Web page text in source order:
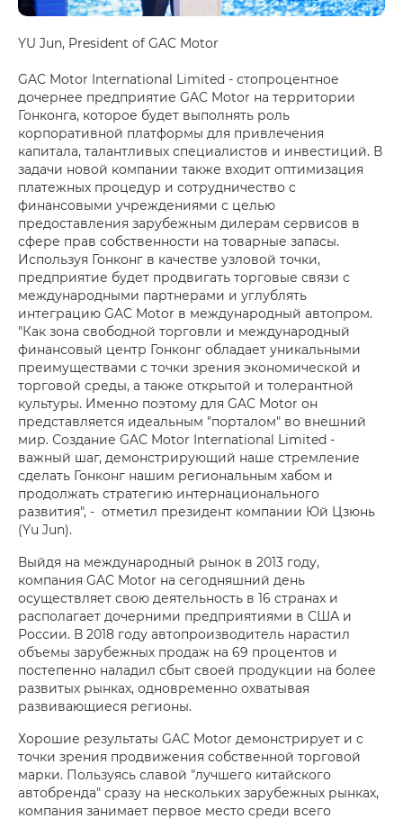
YU Jun, President of GAC Motor
GAC Motor International Limited - стопроцентное
дочернее предприятие GAC Motor на территории
Гонконга, которое будет выполнять роль
корпоративной платформы для привлечения
капитала, талантливых специалистов и инвестиций. В
задачи новой компании также входит оптимизация
платежных процедур и сотрудничество с
финансовыми учреждениями с целью
предоставления зарубежным дилерам сервисов в
сфере прав собственности на товарные запасы.
Используя Гонконг в качестве узловой точки,
предприятие будет продвигать торговые связи с
международными партнерами и углублять
интеграцию GAC Motor в международный автопром.
"Как зона свободной торговли и международный
финансовый центр Гонконг обладает уникальными
преимуществами с точки зрения экономической и
торговой среды, а также открытой и толерантной
культуры. Именно поэтому для GAC Motor он
представляется идеальным "порталом" во внешний
мир. Создание GAC Motor International Limited -
важный шаг, демонстрирующий наше стремление
сделать Гонконг нашим региональным хабом и
продолжать стратегию интернационального
развития", - отметил президент компании Юй Цзюнь
(Yu Jun).
Выйдя на международный рынок в 2013 году,
компания GAC Motor на сегодняшний день
осуществляет свою деятельность в 16 странах и
располагает дочерними предприятиями в США и
России. В 2018 году автопроизводитель нарастил
объемы зарубежных продаж на 69 процентов и
постепенно наладил сбыт своей продукции на более
развитых рынках, одновременно охватывая
развивающиеся регионы.
Хорошие результаты GAC Motor демонстрирует и с
точки зрения продвижения собственной торговой
марки. Пользуясь славой "лучшего китайского
автобренда" сразу на нескольких зарубежных рынках,
компания занимает первое место среди всего